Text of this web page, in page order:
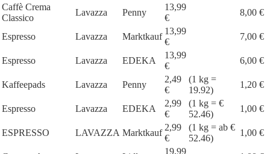
Caffè Crema
Classico
Lavazza Penny
13,99
€
8,00 €
Espresso Lavazza Marktkauf
13,99
€
7,00 €
Espresso Lavazza EDEKA
13,99
€
6,00 €
Kaffeepads Lavazza Penny
2,49
€
(1 kg =
19.92)
1,20 €
Espresso Lavazza EDEKA
2,99
€
(1 kg = €
52.46)
1,00 €
ESPRESSO LAVAZZA Marktkauf
2,99
€
(1 kg = ab €
52.46)
1,00 €
19,99